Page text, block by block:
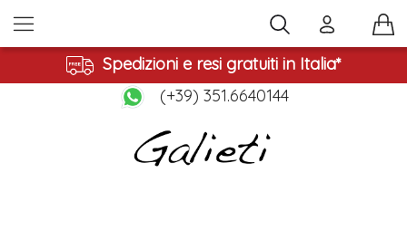
Spedizioni e resi gratuiti in Italia*
(+39) 351.6640144